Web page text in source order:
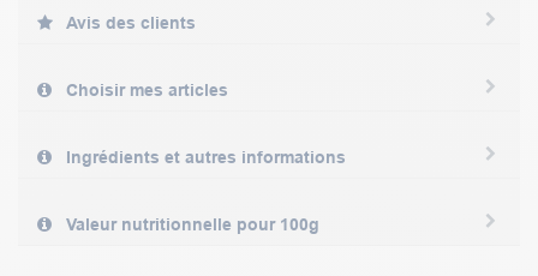
Avis des clients
Choisir mes articles
Ingrédients et autres informations
Valeur nutritionnelle pour 100g